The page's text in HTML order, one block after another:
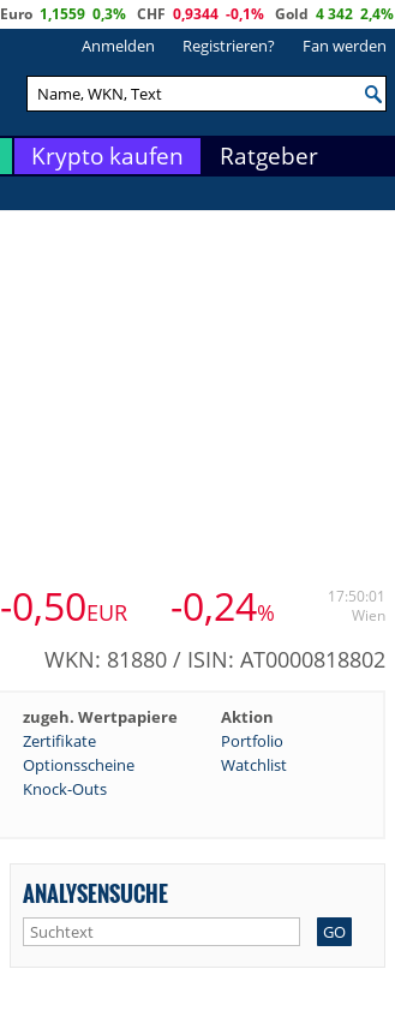
Euro 1,1559 0,3% CHF 0,9344 -0,1% Gold 4 342 2,4%
Anmelden Registrieren? Fan werden
Krypto kaufen Ratgeber
-0,50EUR -0,24%
17:50:01
Wien
WKN: 81880 / ISIN: AT0000818802
zugeh. Wertpapiere
Aktion
Zertifikate
Portfolio
Optionsscheine
Watchlist
Knock-Outs
ANALYSENSUCHE
GO